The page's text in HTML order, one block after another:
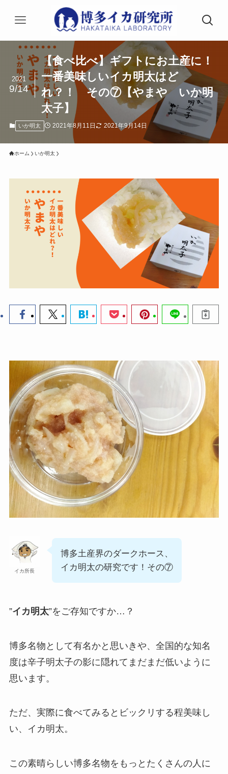
【食べ比べ】ギフトにお土産に！
一番美味しいイカ明太はど
れ？！ その⑦【やまや いか明
太子】
2021
9/14
いか明太 2021年8月11日 2021年9月14日
ホーム いか明太
イカ所長
博多土産界のダークホース、
イカ明太の研究です！その⑦
”イカ明太”をご存知ですか…？
博多名物として有名かと思いきや、全国的な知名
度は辛子明太子の影に隠れてまだまだ低いように
思います。
ただ、実際に食べてみるとビックリする程美味し
い、イカ明太。
この素晴らしい博多名物をもっとたくさんの人に